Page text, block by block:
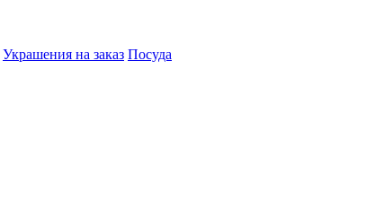
Украшения на заказ Посуда